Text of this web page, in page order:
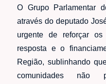
O Grupo Parlamentar
através do deputado
urgente de reforçar
resposta e o
Região, sublinhando
comunidades